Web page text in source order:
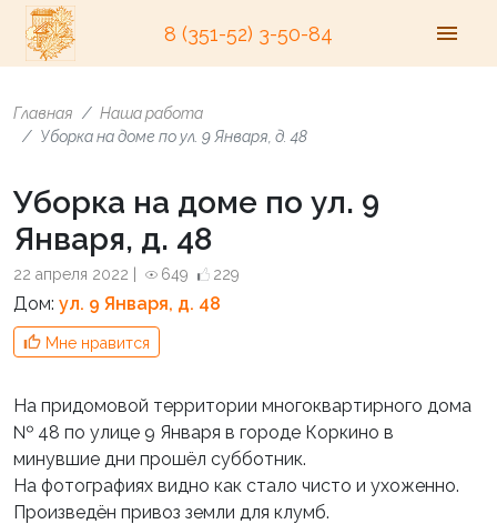
8 (351-52) 3-50-84
Главная
Наша работа
Уборка на доме по ул. 9 Января, д. 48
Уборка на доме по ул. 9
Января, д. 48
22 апреля 2022 | 649 229
Дом: ул. 9 Января, д. 48
Мне нравится
На придомовой территории многоквартирного дома
№ 48 по улице 9 Января в городе Коркино в
минувшие дни прошёл субботник.
На фотографиях видно как стало чисто и ухоженно.
Произведён привоз земли для клумб.